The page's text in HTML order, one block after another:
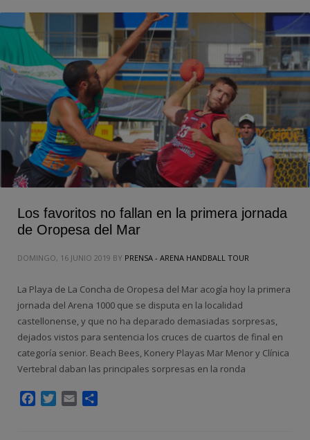
Los favoritos no fallan en la primera jornada
de Oropesa del Mar
DOMINGO, 16 JUNIO 2019 BY PRENSA - ARENA HANDBALL TOUR
La Playa de La Concha de Oropesa del Mar acogía hoy la primera
jornada del Arena 1000 que se disputa en la localidad
castellonense, y que no ha deparado demasiadas sorpresas,
dejados vistos para sentencia los cruces de cuartos de final en
categoría senior. Beach Bees, Konery Playas Mar Menor y Clínica
Vertebral daban las principales sorpresas en la ronda
FacebookTwitter
Email